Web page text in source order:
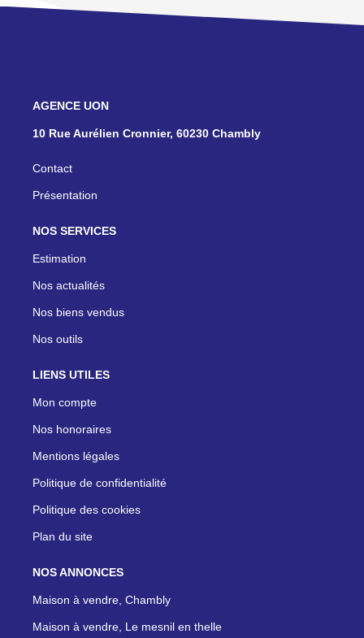
NOS AGENCES
10 Rue Aurélien Cronnier, 60230 Chambly
Contact
Présentation
NOS SERVICES
Estimation
Nos actualités
Nos biens vendus
Nos outils
LIENS UTILES
Mon compte
Nos honoraires
Mentions légales
Politique de confidentialité
Politique des cookies
Plan du site
NOS ANNONCES
Maison à vendre, Chambly
Maison à vendre, Le mesnil en thelle